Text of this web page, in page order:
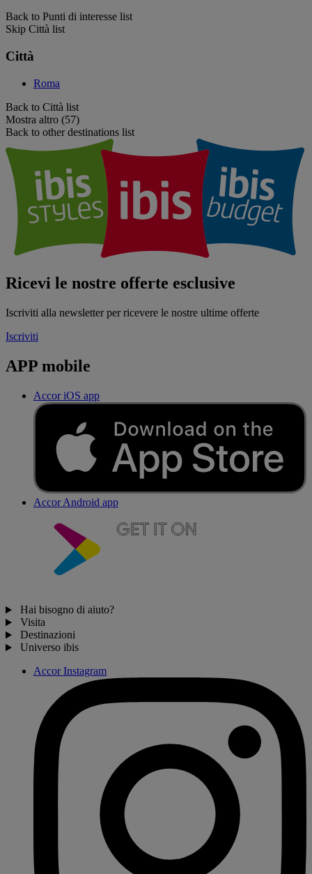
Back to Punti di interesse list
Skip Città list
Città
Roma
Back to Città list
Mostra altro (57)
Back to other destinations list
Ricevi le nostre offerte esclusive
Iscriviti alla newsletter per ricevere le nostre ultime offerte
Iscriviti
APP mobile
Accor iOS app
Accor Android app
Hai bisogno di aiuto?
Visita
Destinazioni
Universo ibis
Accor Instagram